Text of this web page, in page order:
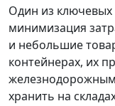
Один из
минимизация
и небольшие
контейнерах, их
хранить на